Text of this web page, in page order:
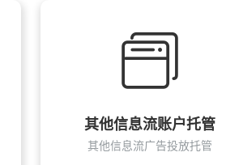
其他信息流账户托管
其他信息流广告投放托管